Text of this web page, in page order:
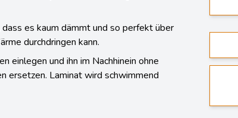
die jeden Geschmack glücklich
es kaum dämmt und so perfekt über
durchdringen kann.
einlegen und ihn im Nachhinein ohne
ersetzen. Laminat wird schwimmend